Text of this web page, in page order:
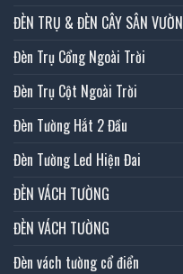
ĐÈN TRỤ & ĐÈN CÂY SÂN VƯỜN
Đèn Trụ Cổng Ngoài Trời
Đèn Trụ Cột Ngoài Trời
Đèn Tường Hắt 2 Đầu
Đèn Tường Led Hiện Đai
ĐÈN VÁCH TƯỜNG
ĐÈN VÁCH TƯỜNG
Đèn vách tường cổ điển